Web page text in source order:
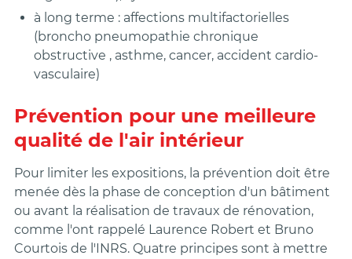
à long terme : affections multifactorielles
(broncho pneumopathie chronique
obstructive , asthme, cancer, accident cardio-
vasculaire)
Prévention pour une meilleure
qualité de l'air intérieur
Pour limiter les expositions, la prévention doit être
menée dès la phase de conception d'un bâtiment
ou avant la réalisation de travaux de rénovation,
comme l'ont rappelé Laurence Robert et Bruno
Courtois de l'INRS. Quatre principes sont à mettre